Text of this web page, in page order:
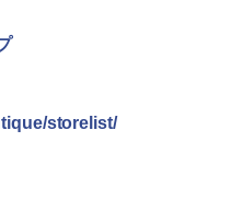
storelist/